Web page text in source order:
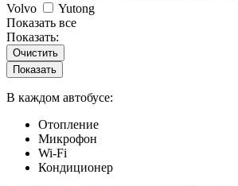
Volvo
Yutong
Показать все
Показать:
Очистить
В каждом автобусе:
Отопление
Микрофон
Wi-Fi
Кондиционер